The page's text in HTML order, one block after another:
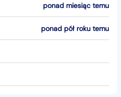
ponad miesiąc temu
ponad pół roku temu